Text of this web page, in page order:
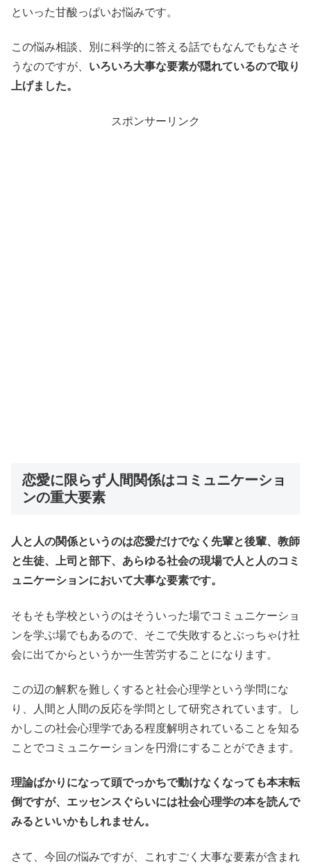
といった甘酸っぱいお悩みです。
この悩み相談、別に科学的に答える話でもなんでもなさそ
うなのですが、 いろいろ大事な要素が隠れているので取り
上げました。
スポンサーリンク
恋愛に限らず人間関係はコミュニケーショ
ンの重大要素
人と人の関係というのは恋愛だけでなく先輩と後輩、教師
と生徒、上司と部下、あらゆる社会の現場で人と人のコミ
ュニケーションにおいて大事な要素です。
そもそも学校というのはそういった場でコミュニケーショ
ンを学ぶ場でもあるので、そこで失敗するとぶっちゃけ社
会に出てからというか一生苦労することになります。
この辺の解釈を難しくすると社会心理学という学問にな
り、人間と人間の反応を学問として研究されています。し
かしこの社会心理学である程度解明されていることを知る
ことでコミュニケーションを円滑にすることができます。
理論ばかりになって頭でっかちで動けなくなっても本末転
倒ですが、エッセンスぐらいには社会心理学の本を読んで
みるといいかもしれません。
さて、今回の悩みですが、これすごく大事な要素が含まれ